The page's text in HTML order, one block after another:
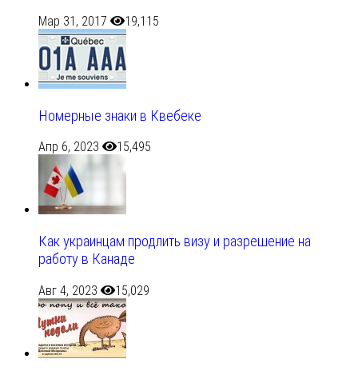
Мар 31, 2017 19,115
Номерные знаки в Квебеке
Апр 6, 2023 15,495
Как украинцам продлить визу и разрешение на
работу в Канаде
Авг 4, 2023 15,029